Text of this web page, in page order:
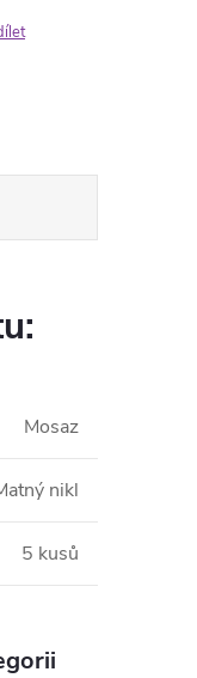
Mosaz
nikl
5 kusů